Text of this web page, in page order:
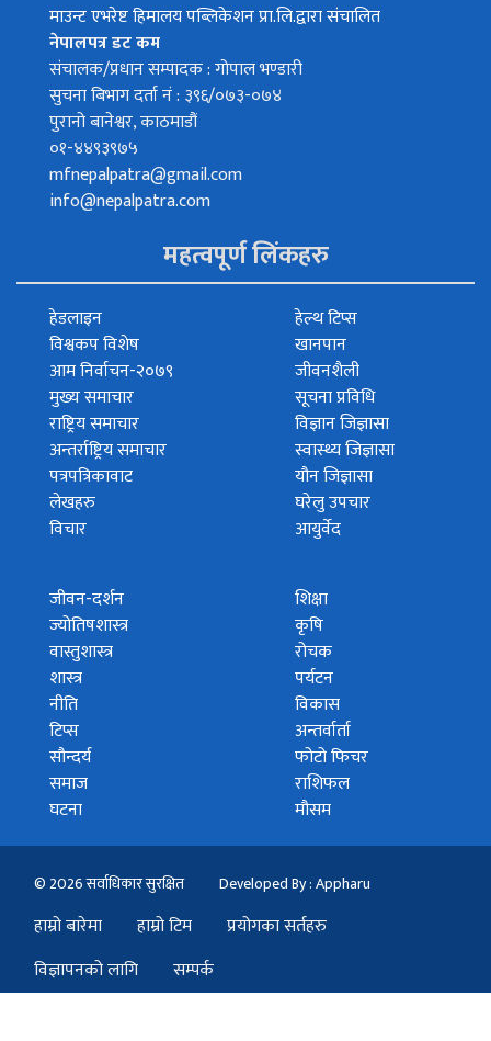
माउन्ट एभरेष्ट हिमालय पब्लिकेशन प्रा.लि.द्वारा संचालित
नेपालपत्र डट कम
संचालक/प्रधान सम्पादक : गोपाल भण्डारी
सुचना बिभाग दर्ता नं : ३९६/०७३-०७४
पुरानो बानेश्वर, काठमाडौं
०१-४४९३९७५
mfnepalpatra@gmail.com
info@nepalpatra.com
महत्वपूर्ण लिंकहरु
हेडलाइन
विश्वकप विशेष
आम निर्वाचन-२०७९
मुख्य समाचार
राष्ट्रिय समाचार
अन्तर्राष्ट्रिय समाचार
पत्रपत्रिकावाट
लेखहरु
विचार
हेल्थ टिप्स
खानपान
जीवनशैली
सूचना प्रविधि
विज्ञान जिज्ञासा
स्वास्थ्य जिज्ञासा
यौन जिज्ञासा
घरेलु उपचार
आयुर्वेद
जीवन-दर्शन
ज्योतिषशास्त्र
वास्तुशास्त्र
शास्त्र
नीति
टिप्स
सौन्दर्य
समाज
घटना
शिक्षा
कृषि
रोचक
पर्यटन
विकास
अन्तर्वार्ता
फोटो फिचर
राशिफल
मौसम
© 2026 सर्वाधिकार सुरक्षित Developed By : Appharu
हाम्रो बारेमा हाम्रो टिम
प्रयोगका सर्तहरु
विज्ञापनको लागि
सम्पर्क